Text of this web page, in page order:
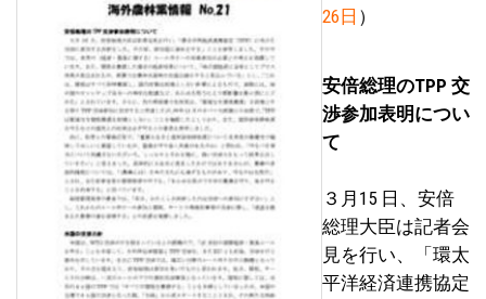
26日 ）
安倍総理のTPP 交
渉参加表明につい
て
３月15 日、安倍
総理大臣は記者会
見を行い、「環太
平洋経済連携協定